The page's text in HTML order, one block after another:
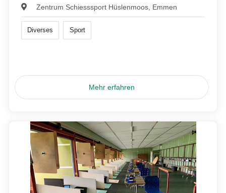
Zentrum Schiesssport Hüslenmoos, Emmen
Diverses Sport
Mehr erfahren